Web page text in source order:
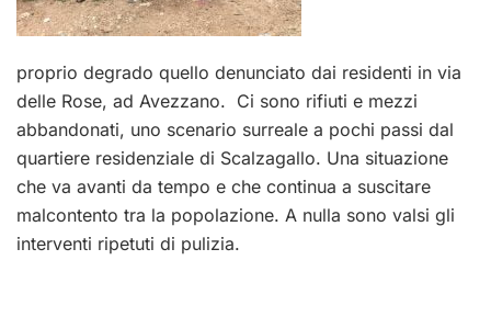
proprio degrado quello denunciato dai residenti in via
delle Rose, ad Avezzano. Ci sono rifiuti e mezzi
abbandonati, uno scenario surreale a pochi passi dal
quartiere residenziale di Scalzagallo. Una situazione
che va avanti da tempo e che continua a suscitare
malcontento tra la popolazione. A nulla sono valsi gli
interventi ripetuti di pulizia.